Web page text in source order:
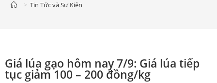
> Tin Tức và Sự Kiện
Giá lúa gạo hôm nay 7/9: Giá lúa tiếp
tục giảm 100 – 200 đồng/kg